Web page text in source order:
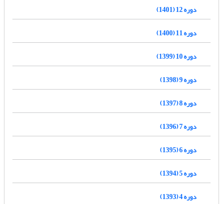
دوره 12 (1401)
دوره 11 (1400)
دوره 10 (1399)
دوره 9 (1398)
دوره 8 (1397)
دوره 7 (1396)
دوره 6 (1395)
دوره 5 (1394)
دوره 4 (1393)